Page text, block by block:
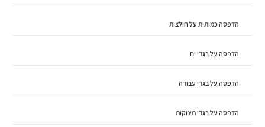
הדפסה כמותית על חולצות
הדפסה על בגדי ים
הדפסה על בגדי עבודה
הדפסה על בגדי תינוקות